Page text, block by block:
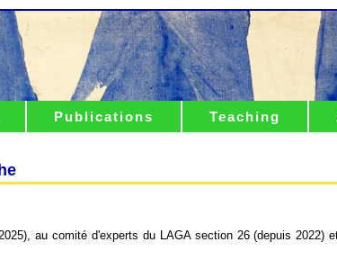
Teaching
Publications
au comité d'experts du LAGA section 26 (depuis 2022)